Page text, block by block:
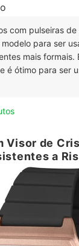
com pulseiras
para ser
mais formais.
é ótimo para ser
Visor de
a